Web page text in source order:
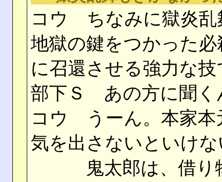
コウ ちなみに獄炎乱
地獄の鍵をつかった
に召還させる強力な技
部下Ｓ あの方に聞く
コウ うーん。本家本
気を出さないといけ
鬼太郎は、借り物